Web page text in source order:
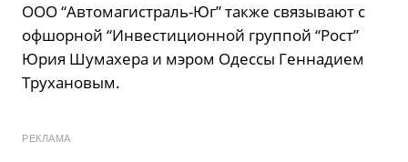
ООО “Автомагистраль-Юг” также связывают с
офшорной “Инвестиционной группой “Рост”
Юрия Шумахера и мэром Одессы Геннадием
Трухановым.
РЕКЛАМА